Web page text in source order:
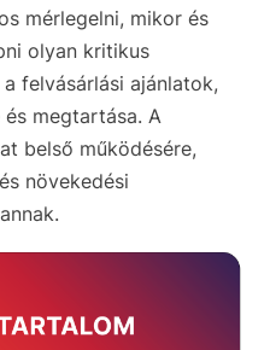
mérlegelni, mikor és
olyan kritikus
felvásárlási ajánlatok,
megtartása. A
belső működésére,
növekedési